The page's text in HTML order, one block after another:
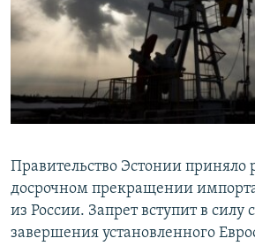
РАСПИСАНИЕ ВЕЩАНИЯ
ПОДПИШИТЕСЬ НА РАССЫЛКУ
СОЦИАЛЬНЫЕ СЕТИ
Все сайты РСЕ/РС
Правительство Эстонии приняло
досрочном прекращении
из России. Запрет вступит в силу
завершения установленного